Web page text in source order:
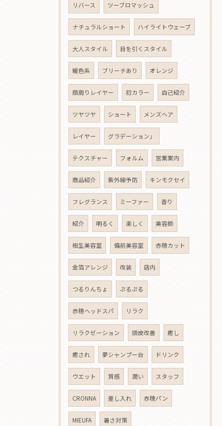
リバース ツーブロマッシュ
ナチュラルショート ハイライトウェーブ
大人スタイル 目を引くスタイル
暖色系 ブリーチあり オレンジ
顔周りレイヤー 初カラー 自己紹介
ツヤツヤ ショート メンズヘア
レイヤー グラデーション」
テクスチャー フォルム 営業案内
商品紹介 紫外線予防 キンモクセイ
フレグランス ミーファー 香り
紹介 明るく 楽しく 美容師
相生美容室 備前美容室 赤穂カット
金箔アレンジ 改装 店内
つるりんちょ ぷるぷる
赤穂ヘッドスパ リラク
リラクゼーション 頭皮改善 癒し
癒され 夢シャンプー台 ドリンク
ウエット 質感 潤い スタッフ
CRONNA 差し入れ 赤穂パン
MIEUFA 暑さ対策